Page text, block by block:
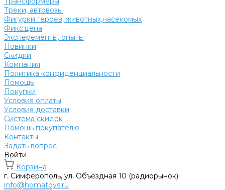
Треки, автовозы
Фигурки героев, животных,насекомых
Фикс.цена
Эксперементы, опыты
Новинки
Скидки
Компания
Политика конфиденциальности
Помощь
Покупки
Условия оплаты
Условия доставки
Система скидок
Помощь покупателю
Контакты
Задать вопрос
Войти
Корзина
г. Симферополь, ул. Объездная 10 (радиорынок)
info@homatoys.ru